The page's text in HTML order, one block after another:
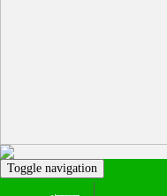
Toggle navigation